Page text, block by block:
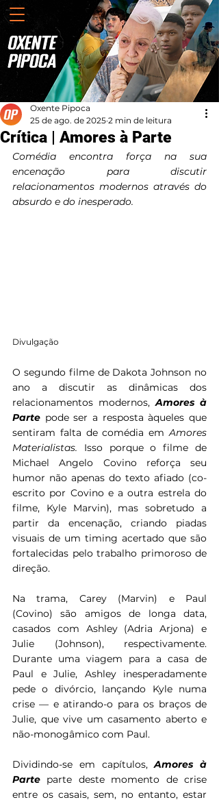
Crítica | Amores à Parte
Oxente Pipoca
25 de ago. de 2025 2 min de leitura
Comédia encontra força na sua
encenação para discutir
relacionamentos modernos através do
absurdo e do inesperado.
Divulgação
O segundo filme de Dakota Johnson no
ano a discutir as dinâmicas dos
relacionamentos modernos, Amores à
Parte pode ser a resposta àqueles que
sentiram falta de comédia em Amores
Materialistas. Isso porque o filme de
Michael Angelo Covino reforça seu
humor não apenas do texto afiado (co-
escrito por Covino e a outra estrela do
filme, Kyle Marvin), mas sobretudo a
partir da encenação, criando piadas
visuais de um timing acertado que são
fortalecidas pelo trabalho primoroso de
direção.
Na trama, Carey (Marvin) e Paul
(Covino) são amigos de longa data,
casados com Ashley (Adria Arjona) e
Julie (Johnson), respectivamente.
Durante uma viagem para a casa de
Paul e Julie, Ashley inesperadamente
pede o divórcio, lançando Kyle numa
crise — e atirando-o para os braços de
Julie, que vive um casamento aberto e
não-monogâmico com Paul.
Dividindo-se em capítulos, Amores à
Parte parte deste momento de crise
entre os casais, sem, no entanto, estar